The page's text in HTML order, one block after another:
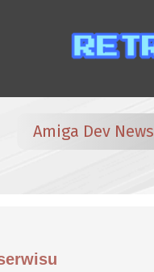
Amiga Dev News